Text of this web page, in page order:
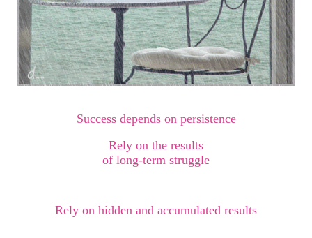
Success depends on persistence
Rely on the results
of long-term struggle
Rely on hidden and accumulated results